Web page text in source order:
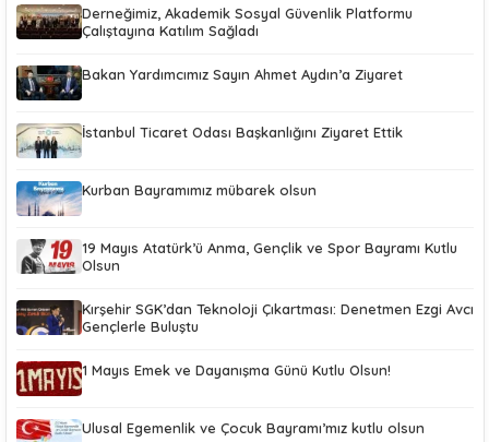
Derneğimiz, Akademik Sosyal Güvenlik Platformu
Çalıştayına Katılım Sağladı
Bakan Yardımcımız Sayın Ahmet Aydın’a Ziyaret
İstanbul Ticaret Odası Başkanlığını Ziyaret Ettik
Kurban Bayramımız mübarek olsun
19 Mayıs Atatürk’ü Anma, Gençlik ve Spor Bayramı Kutlu
Olsun
Kırşehir SGK’dan Teknoloji Çıkartması: Denetmen Ezgi Avcı
Gençlerle Buluştu
1 Mayıs Emek ve Dayanışma Günü Kutlu Olsun!
Ulusal Egemenlik ve Çocuk Bayramı’mız kutlu olsun